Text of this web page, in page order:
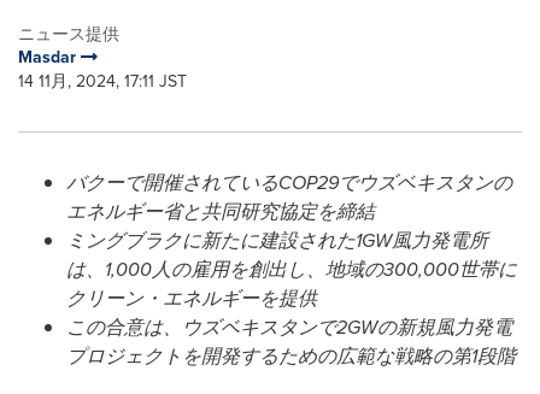
ニュース提供
Masdar
14 11月, 2024, 17:11 JST
バクーで開催されているCOP29でウズベキスタンの
エネルギー省と共同研究協定を締結
ミングブラクに新たに建設された1GW風力発電所
は、 1,000人の雇用を創出し、地域の300,000世帯に
クリーン・エネルギーを提供
この合意は、ウズベキスタンで2GWの新規風力発電
プロジェクトを開発するための広範な戦略の第1段階